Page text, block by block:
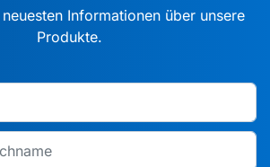
Informationen über unsere
Produkte.